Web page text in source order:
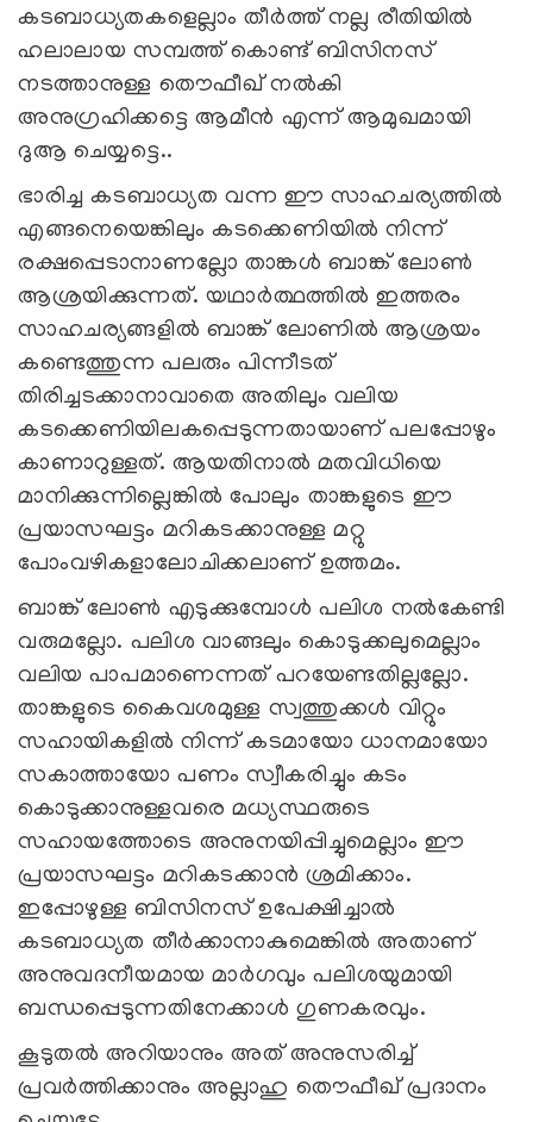
കടബാധ്യതകളെല്ലാം തീര്‍ത്ത് നല്ല രീതിയില്‍
ഹലാലായ സമ്പത്ത് കൊണ്ട് ബിസിനസ്
നടത്താനുള്ള തൌഫീഖ് നല്‍കി
അനുഗ്രഹിക്കട്ടെ ആമീന്‍ എന്ന് ആമുഖമായി
ദുആ ചെയ്യട്ടെ..
ഭാരിച്ച കടബാധ്യത വന്ന ഈ സാഹചര്യത്തില്‍
എങ്ങനെയെങ്കിലും കടക്കെണിയില്‍ നിന്ന്
രക്ഷപ്പെടാനാണല്ലോ താങ്കള്‍ ബാങ്ക് ലോണ്‍
ആശ്രയിക്കുന്നത്. യഥാര്‍ത്ഥത്തില്‍ ഇത്തരം
സാഹചര്യങ്ങളില്‍ ബാങ്ക് ലോണില്‍ ആശ്രയം
കണ്ടെത്തുന്ന പലരും പിന്നീടത്
തിരിച്ചടക്കാനാവാതെ അതിലും വലിയ
കടക്കെണിയിലകപ്പെടുന്നതായാണ് പലപ്പോഴും
കാണാറുള്ളത്. ആയതിനാല്‍ മതവിധിയെ
മാനിക്കുന്നില്ലെങ്കില്‍ പോലും താങ്കളുടെ ഈ
പ്രയാസഘട്ടം മറികടക്കാനുള്ള മറ്റു
പോംവഴികളാലോചിക്കലാണ് ഉത്തമം.
ബാങ്ക് ലോണ്‍ എടുക്കുമ്പോള്‍ പലിശ നല്‍കേണ്ടി
വരുമല്ലോ. പലിശ വാങ്ങലും കൊടുക്കലുമെല്ലാം
വലിയ പാപമാണെന്നത് പറയേണ്ടതില്ലല്ലോ.
താങ്കളുടെ കൈവശമുള്ള സ്വത്തുക്കള്‍ വിറ്റും
സഹായികളില്‍ നിന്ന് കടമായോ ധാനമായോ
സകാത്തായോ പണം സ്വീകരിച്ചും കടം
കൊടുക്കാനുള്ളവരെ മധ്യസ്ഥരുടെ
സഹായത്തോടെ അനുനയിപ്പിച്ചുമെല്ലാം ഈ
പ്രയാസഘട്ടം മറികടക്കാന്‍ ശ്രമിക്കാം.
ഇപ്പോഴുള്ള ബിസിനസ് ഉപേക്ഷിച്ചാല്‍
കടബാധ്യത തീര്‍ക്കാനാകുമെങ്കില്‍ അതാണ്
അനുവദനീയമായ മാര്‍ഗവും പലിശയുമായി
ബന്ധപ്പെടുന്നതിനേക്കാള്‍ ഗുണകരവും.
കൂടുതല്‍ അറിയാനും അത് അനുസരിച്ച്
പ്രവര്‍ത്തിക്കാനും അല്ലാഹു തൌഫീഖ് പ്രദാനം